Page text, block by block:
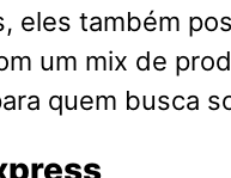
eles também
um mix de
quem busca